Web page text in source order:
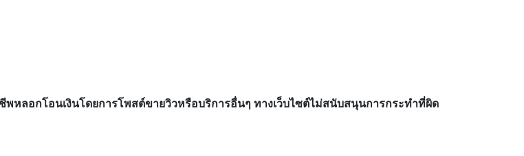
พหลอกโอนเงินโดยการโพสต์ขายวิวหรือบริการอื่นๆ ทางเว็บไซต์ไม่สนับสนุนการกระทำที่ผิด